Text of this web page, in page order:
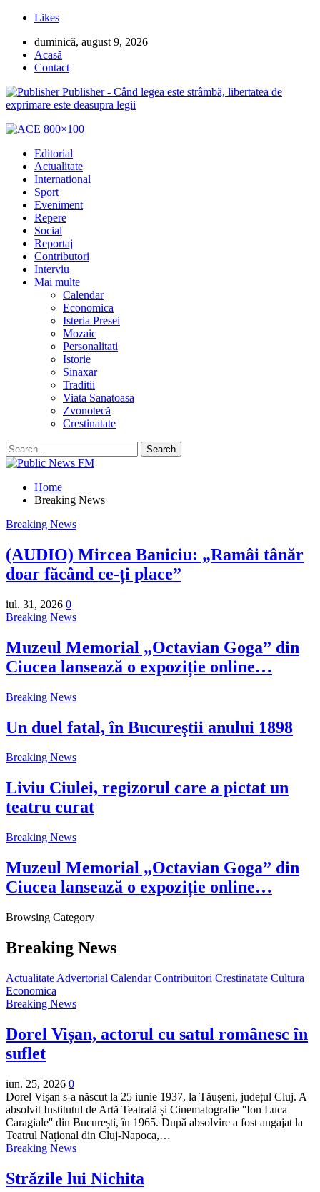
Likes
duminică, august 9, 2026
Acasă
Contact
Publisher - Când legea este strâmbă, libertatea de
exprimare este deasupra legii
Editorial
Actualitate
International
Sport
Eveniment
Repere
Social
Reportaj
Contributori
Interviu
Mai multe
Calendar
Economica
Isteria Presei
Mozaic
Personalitati
Istorie
Sinaxar
Traditii
Viata Sanatoasa
Zvonotecă
Crestinatate
Home
Breaking News
Breaking News
(AUDIO) Mircea Baniciu: „Ramâi tânăr
doar făcând ce-ți place”
iul. 31, 2026 0
Breaking News
Muzeul Memorial „Octavian Goga” din
Ciucea lansează o expoziție online…
Breaking News
Un duel fatal, în Bucureştii anului 1898
Breaking News
Liviu Ciulei, regizorul care a pictat un
teatru curat
Breaking News
Muzeul Memorial „Octavian Goga” din
Ciucea lansează o expoziție online…
Browsing Category
Breaking News
Actualitate Advertorial Calendar Contribuitori Crestinatate Cultura
Economica
Breaking News
Dorel Vișan, actorul cu satul românesc în
suflet
iun. 25, 2026 0
Dorel Vișan s-a născut la 25 iunie 1937, la Tăușeni, județul Cluj. A
absolvit Institutul de Artă Teatrală și Cinematografie ''Ion Luca
Caragiale'' din București, în 1965. După absolvire a fost angajat la
Teatrul Național din Cluj-Napoca,…
Breaking News
Străzile lui Nichita